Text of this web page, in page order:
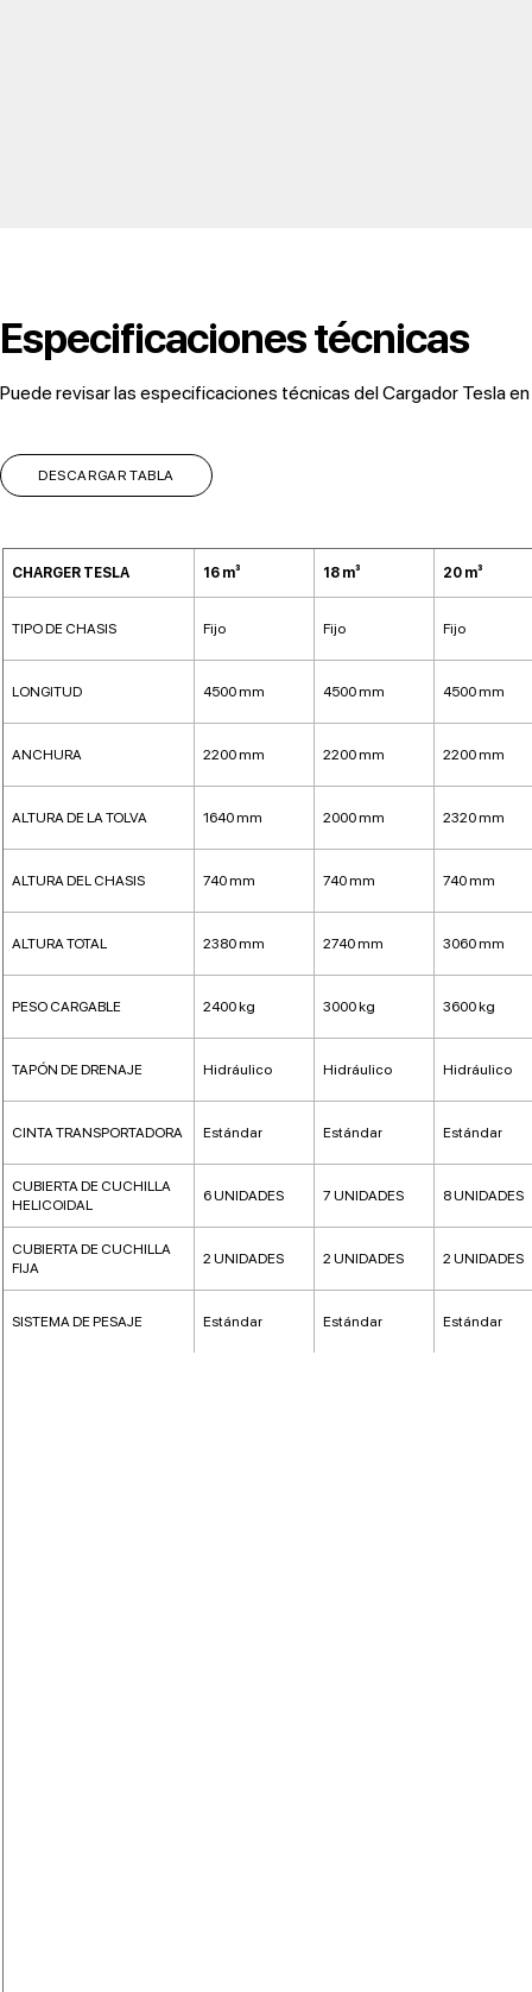
Especificaciones técnicas
Puede revisar las especificaciones técnicas del Cargador Tesla
DESCARGAR TABLA
CHARGER TESLA 16 m³ 18 m³ 20 m³
TIPO DE CHASIS Fijo Fijo Fijo
LONGITUD 4500 mm 4500 mm 4500 mm
ANCHURA 2200 mm 2200 mm 2200 mm
ALTURA DE LA TOLVA 1640 mm 2000 mm 2320 mm
ALTURA DEL CHASIS 740 mm 740 mm 740 mm
ALTURA TOTAL 2380 mm 2740 mm 3060 mm
PESO CARGABLE 2400 kg 3000 kg 3600 kg
TAPÓN DE DRENAJE Hidráulico Hidráulico Hidráulico
CINTA TRANSPORTADORA Estándar Estándar Estándar
CUBIERTA DE CUCHILLA
HELICOIDAL
6 UNIDADES 7 UNIDADES 8 UNIDADES
CUBIERTA DE CUCHILLA
FIJA
2 UNIDADES 2 UNIDADES 2 UNIDADES
SISTEMA DE PESAJE Estándar Estándar Estándar